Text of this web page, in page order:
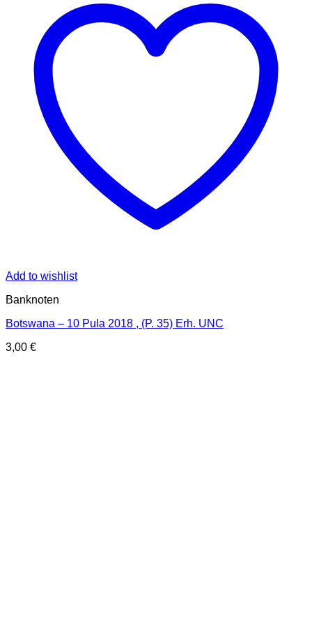
Add to wishlist
Banknoten
Botswana – 10 Pula 2018 , (P. 35) Erh. UNC
3,00 €